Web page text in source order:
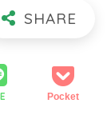
Pocket